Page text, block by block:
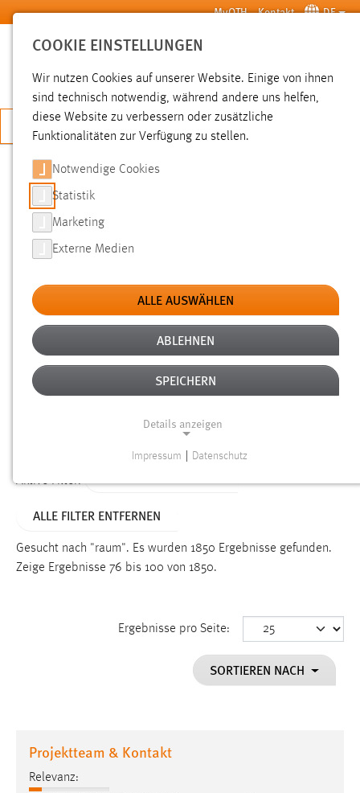
Zum Hauptinhalt springen MyOTH Kontakt DE
SUCHE
JETZT BEWERBEN
SUCHE
FILTER
Typ
Erstellungsdatum
Alter
Aktive Filter:
ALLE FILTER ENTFERNEN
Gesucht nach "raum". Es wurden 1850 Ergebnisse gefunden.
Zeige Ergebnisse 76 bis 100 von 1850.
Ergebnisse pro Seite:
SORTIEREN NACH
Projektteam & Kontakt
Relevanz:
COOKIE EINSTELLUNGEN
Wir nutzen Cookies auf unserer Website. Einige von ihnen
sind technisch notwendig, während andere uns helfen,
diese Website zu verbessern oder zusätzliche
Funktionalitäten zur Verfügung zu stellen.
Notwendige Cookies
Statistik
Marketing
Externe Medien
ALLE AUSWÄHLEN
ABLEHNEN
SPEICHERN
Details anzeigen
Funktionen und sind für die einwandfreie Funktion der
Einverständnis
cookie_consent
Dieser Cookie speichert die ausgewählten Einverständnis-
Performance
Impressum Datenschutz